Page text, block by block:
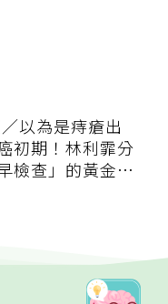
以為是痔瘡出
初期！林利霏分
檢查」的黃金保